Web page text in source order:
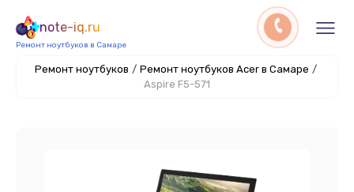
note-iq.ru
Ремонт ноутбуков в Самаре
Ремонт ноутбуков / Ремонт ноутбуков Acer в Самаре /
Aspire F5-571